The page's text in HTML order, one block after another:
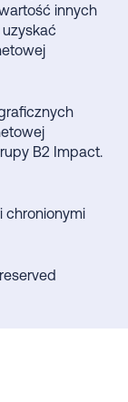
innych
B2 Impact.
chronionymi